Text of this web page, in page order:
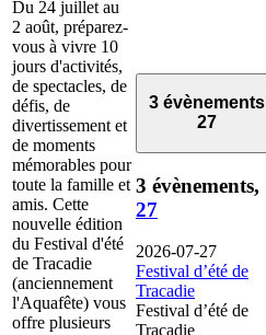
Du 24 juillet au
2 août, préparez-
vous à vivre 10
jours d'activités,
de spectacles, de
défis, de
divertissement et
de moments
mémorables pour
toute la famille et
amis. Cette
nouvelle édition
du Festival d'été
de Tracadie
(anciennement
l'Aquafête) vous
offre plusieurs
3 évènements
27
3 évènements,
27
2026-07-27
Festival d’été de
Tracadie
Festival d’été de
Tracadie